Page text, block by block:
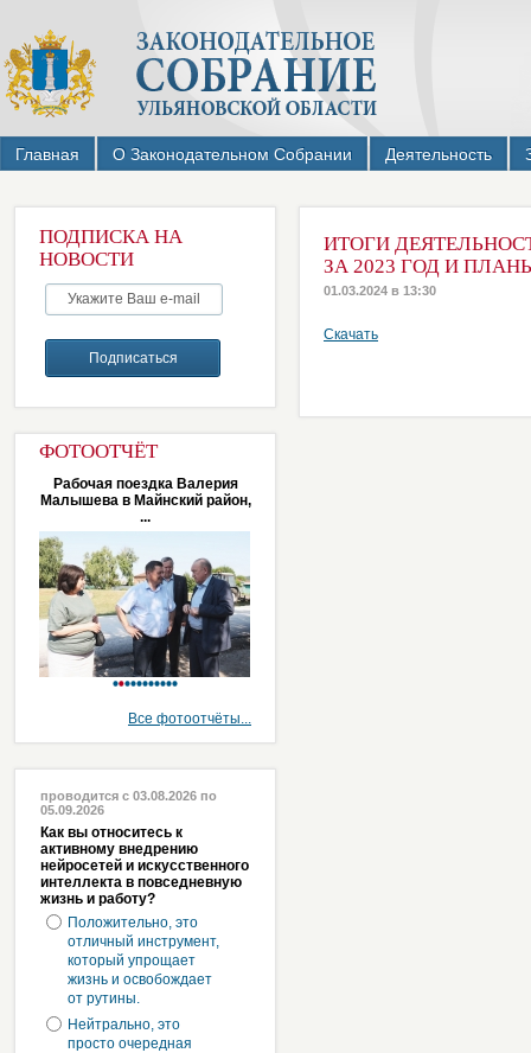
Главная О Законодательном Собрании Деятельность
ПОДПИСКА НА
НОВОСТИ
ФОТООТЧЁТ
Рабочая поездка Валерия
Малышева в Майнский район,
...
Все фотоотчёты...
проводится с 03.08.2026 по
05.09.2026
Как вы относитесь к
активному внедрению
нейросетей и искусственного
интеллекта в повседневную
жизнь и работу?
Положительно, это
отличный инструмент,
который упрощает
жизнь и освобождает
от рутины.
Нейтрально, это
просто очередная
ИТОГИ
ЗА 2023 ГОД И
01.03.2024 в 13:30
Скачать